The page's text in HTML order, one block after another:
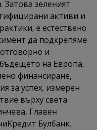
Затова зеленият
активи и
е естествено
да подкрепяме
и
на Европа,
финансиране,
за успех, измерен
върху света
Главен
Булбанк.